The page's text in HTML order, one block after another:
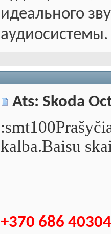
идеального
Ats: Skoda
:smt100
kalba.Baisu
+370 686 40304